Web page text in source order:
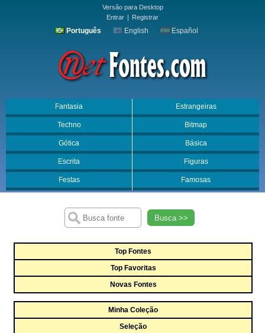
Versão para Desktop
Entrar | Registrar
Português English Español
Fantasia Estrangeiras
Techno Bitmap
Gótica Básica
Escrita Figuras
Festas Famosas
Busca >>
Top Fontes
Top Favoritas
Novas Fontes
Minha Coleção
Seleção